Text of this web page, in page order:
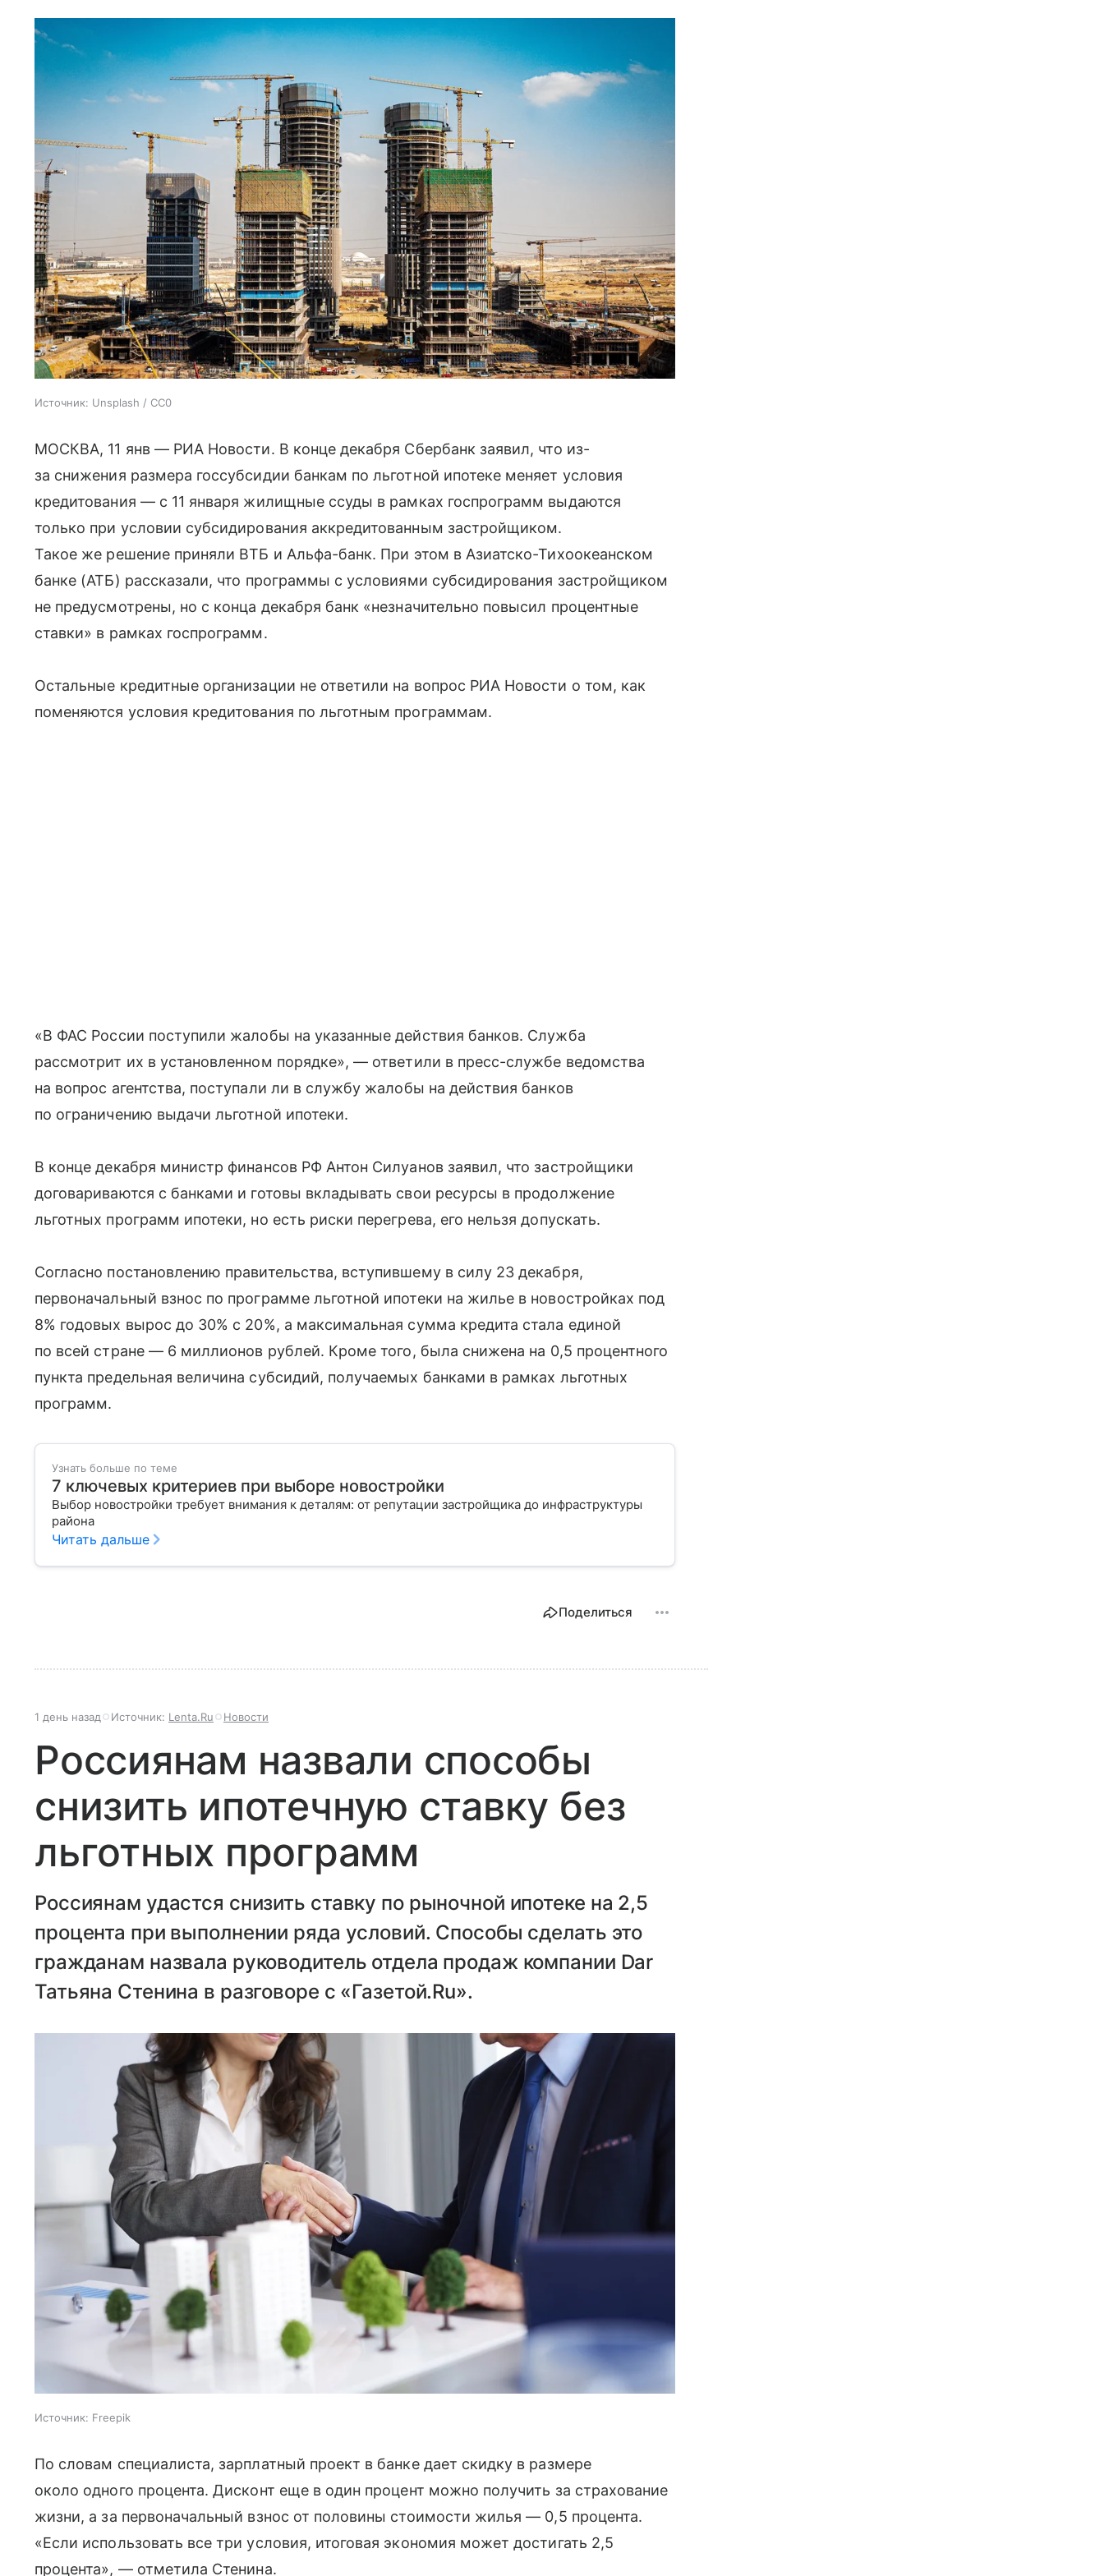
Источник: Unsplash / CC0
МОСКВА, 11 янв — РИА Новости. В конце декабря Сбербанк заявил, что из-
за снижения размера госсубсидии банкам по льготной ипотеке меняет условия
кредитования — с 11 января жилищные ссуды в рамках госпрограмм выдаются
только при условии субсидирования аккредитованным застройщиком.
Такое же решение приняли ВТБ и Альфа-банк. При этом в Азиатско-Тихоокеанском
банке (АТБ) рассказали, что программы с условиями субсидирования застройщиком
не предусмотрены, но с конца декабря банк «незначительно повысил процентные
ставки» в рамках госпрограмм.
Остальные кредитные организации не ответили на вопрос РИА Новости о том, как
поменяются условия кредитования по льготным программам.
«В ФАС России поступили жалобы на указанные действия банков. Служба
рассмотрит их в установленном порядке», — ответили в пресс-службе ведомства
на вопрос агентства, поступали ли в службу жалобы на действия банков
по ограничению выдачи льготной ипотеки.
В конце декабря министр финансов РФ Антон Силуанов заявил, что застройщики
договариваются с банками и готовы вкладывать свои ресурсы в продолжение
льготных программ ипотеки, но есть риски перегрева, его нельзя допускать.
Согласно постановлению правительства, вступившему в силу 23 декабря,
первоначальный взнос по программе льготной ипотеки на жилье в новостройках под
8% годовых вырос до 30% с 20%, а максимальная сумма кредита стала единой
по всей стране — 6 миллионов рублей. Кроме того, была снижена на 0,5 процентного
пункта предельная величина субсидий, получаемых банками в рамках льготных
программ.
Узнать больше по теме
7 ключевых критериев при выборе новостройки
Выбор новостройки требует внимания к деталям: от репутации застройщика до инфраструктуры
района
Читать дальше
Поделиться
1 день назад Источник: Lenta.Ru Новости
Россиянам назвали способы
снизить ипотечную ставку без
льготных программ
Россиянам удастся снизить ставку по рыночной ипотеке на 2,5
процента при выполнении ряда условий. Способы сделать это
гражданам назвала руководитель отдела продаж компании Dar
Татьяна Стенина в разговоре с «Газетой.Ru».
Источник: Freepik
По словам специалиста, зарплатный проект в банке дает скидку в размере
около одного процента. Дисконт еще в один процент можно получить за страхование
жизни, а за первоначальный взнос от половины стоимости жилья — 0,5 процента.
«Если использовать все три условия, итоговая экономия может достигать 2,5
процента», — отметила Стенина.